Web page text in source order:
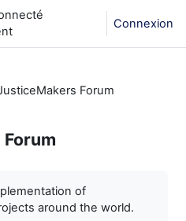
Connexion
Forum
of
around the world.